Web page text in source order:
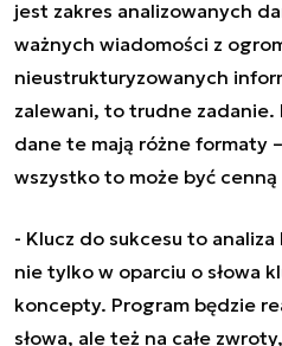
jest zakres analizowanych
ważnych wiadomości z
nieustrukturyzowanych
zalewani, to trudne
dane te mają różne formaty
wszystko to może być
- Klucz do sukcesu to
nie tylko w oparciu o słowa
koncepty. Program będzie
słowa, ale też na całe